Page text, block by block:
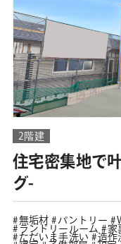
2階建
住宅密集地で
グ-
無垢材 パントリー
ランドリールーム
家
ただいま手洗い
造作